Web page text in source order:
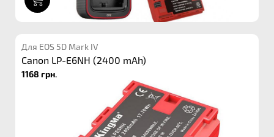
Для EOS 5D Mark IV
Canon LP-E6NH (2400 mAh)
1168 грн.